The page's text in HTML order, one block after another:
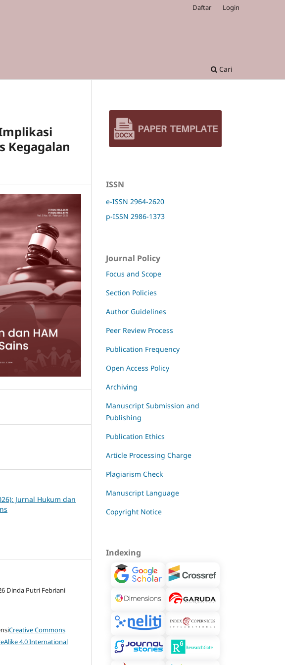
Cari
Daftar Login
Kegagalan
Jurnal Hukum dan
Dinda Putri Febriani
Creative Commons
4.0 International
ISSN
e-ISSN 2964-2620
p-ISSN 2986-1373
Journal Policy
Focus and Scope
Section Policies
Author Guidelines
Peer Review Process
Publication Frequency
Open Access Policy
Archiving
Manuscript Submission and
Publishing
Publication Ethics
Article Processing Charge
Plagiarism Check
Manuscript Language
Copyright Notice
Indexing